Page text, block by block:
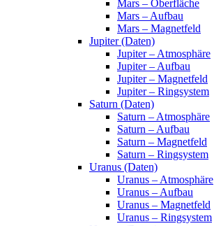
Mars – Oberfläche
Mars – Aufbau
Mars – Magnetfeld
Jupiter (Daten)
Jupiter – Atmosphäre
Jupiter – Aufbau
Jupiter – Magnetfeld
Jupiter – Ringsystem
Saturn (Daten)
Saturn – Atmosphäre
Saturn – Aufbau
Saturn – Magnetfeld
Saturn – Ringsystem
Uranus (Daten)
Uranus – Atmosphäre
Uranus – Aufbau
Uranus – Magnetfeld
Uranus – Ringsystem